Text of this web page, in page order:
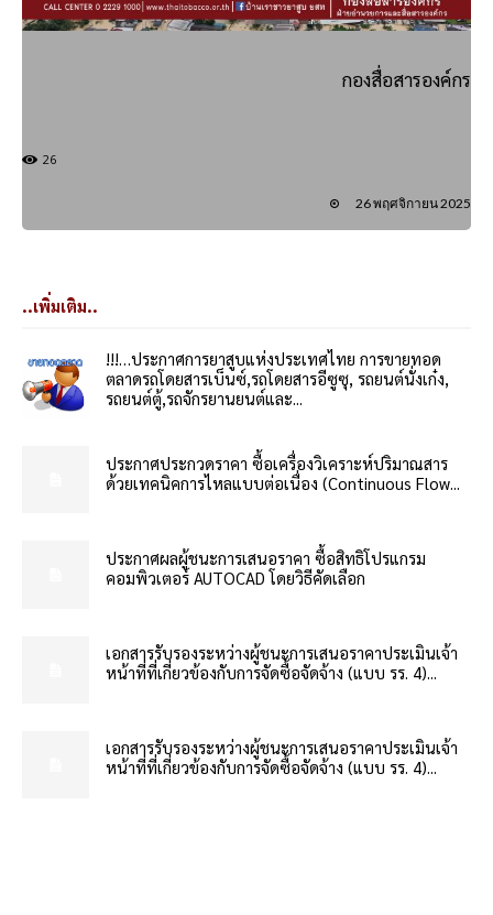
กองสื่อสารองค์กร
26
26 พฤศจิกายน 2025
..เพิ่มเติม..
!!!…ประกาศการยาสูบแห่งประเทศไทย การขายทอด
ตลาดรถโดยสารเบ็นซ์,รถโดยสารอีซูซุ, รถยนต์นั่งเก๋ง,
รถยนต์ตู้,รถจักรยานยนต์และ...
ประกาศประกวดราคา ซื้อเครื่องวิเคราะห์ปริมาณสาร
ด้วยเทคนิคการไหลแบบต่อเนื่อง (Continuous Flow...
ประกาศผลผู้ชนะการเสนอราคา ซื้อสิทธิโปรแกรม
คอมพิวเตอร์ AUTOCAD โดยวิธีคัดเลือก
เอกสารรับรองระหว่างผู้ชนะการเสนอราคาประเมินเจ้า
หน้าที่ที่เกี่ยวข้องกับการจัดซื้อจัดจ้าง (แบบ รร. 4)...
เอกสารรับรองระหว่างผู้ชนะการเสนอราคาประเมินเจ้า
หน้าที่ที่เกี่ยวข้องกับการจัดซื้อจัดจ้าง (แบบ รร. 4)...